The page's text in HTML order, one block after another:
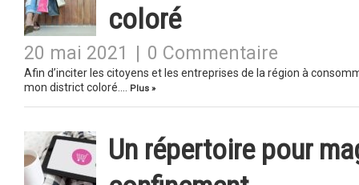
coloré
20 mai 2021 0 Commentaire
Afin d’inciter les citoyens et les entreprises de la région à
mon district coloré….
Plus »
Un répertoire pour